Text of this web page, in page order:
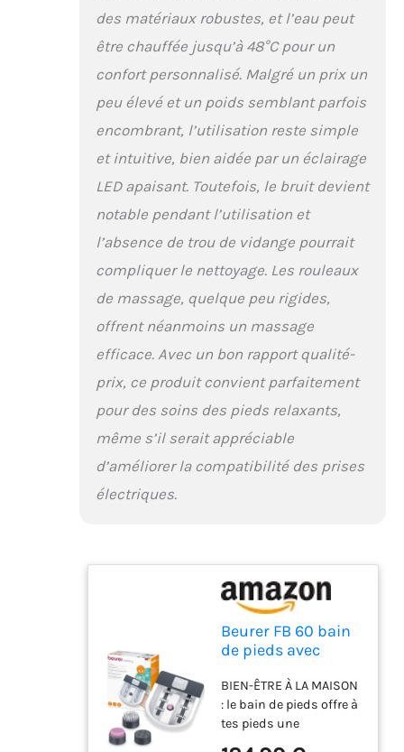
chaussure 51 DESIGN
tactile, le sac de
rangement et de
de transport pratiques
et les pieds en
antidérapants, y
compris l'enrouleur de
manipulation
des matériaux robustes, et l’eau peut
être chauffée jusqu’à 48°C pour un
confort personnalisé. Malgré un prix un
peu élevé et un poids semblant parfois
encombrant, l’utilisation reste simple
et intuitive, bien aidée par un éclairage
LED apaisant. Toutefois, le bruit devient
notable pendant l’utilisation et
l’absence de trou de vidange pourrait
compliquer le nettoyage. Les rouleaux
de massage, quelque peu rigides,
offrent néanmoins un massage
efficace. Avec un bon rapport qualité-
prix, ce produit convient parfaitement
pour des soins des pieds relaxants,
même s’il serait appréciable
d’améliorer la compatibilité des prises
électriques.
Beurer FB 60 bain
de pieds avec
chauffage de l'eau
jusqu'à 48°C,
utilisable à chaud
et à froid, adapté à
BIEN-ÊTRE À LA MAISON
: le bain de pieds offre à
tes pieds une